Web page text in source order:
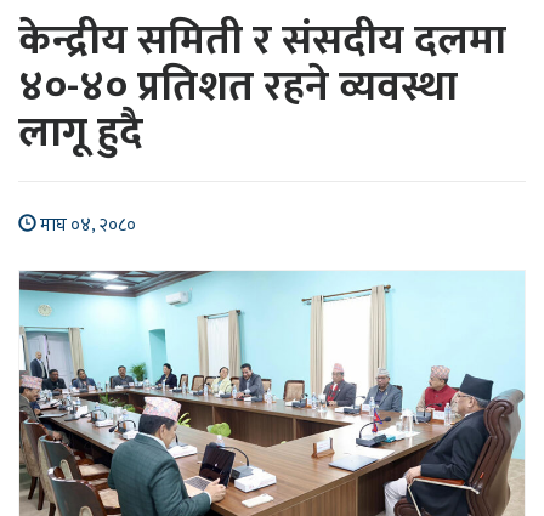
केन्द्रीय समिती र संसदीय दलमा
४०-४० प्रतिशत रहने व्यवस्था
लागू हुदै
माघ ०४, २०८०